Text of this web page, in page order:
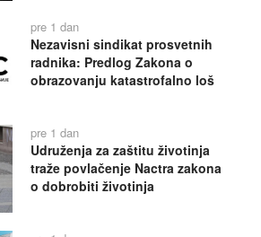
pre 1 dan
Nezavisni sindikat prosvetnih
radnika: Predlog Zakona o
obrazovanju katastrofalno loš
pre 1 dan
Udruženja za zaštitu životinja
traže povlačenje Nactra zakona
o dobrobiti životinja